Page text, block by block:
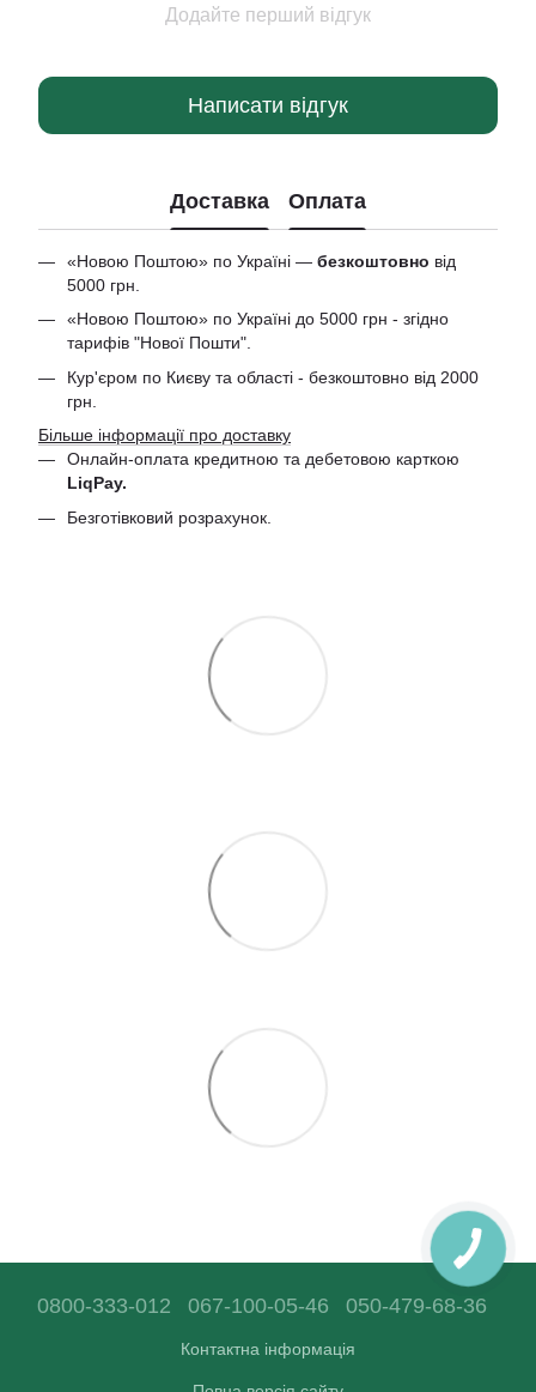
Додайте перший відгук
Написати відгук
Доставка Оплата
«Новою Поштою» по Україні — безкоштовно від
5000 грн.
«Новою Поштою» по Україні до 5000 грн - згідно
тарифів "Нової Пошти".
Кур'єром по Києву та області - безкоштовно від 2000
грн.
Більше інформації про доставку
Онлайн-оплата кредитною та дебетовою карткою
LiqPay.
Безготівковий розрахунок.
0800-333-012 067-100-05-46 050-479-68-36
Контактна інформація